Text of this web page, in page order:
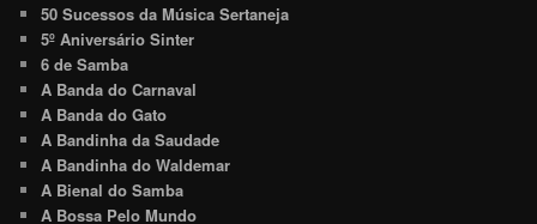
50 Sucessos da Música Sertaneja
5º Aniversário Sinter
6 de Samba
A Banda do Carnaval
A Banda do Gato
A Bandinha da Saudade
A Bandinha do Waldemar
A Bienal do Samba
A Bossa Pelo Mundo